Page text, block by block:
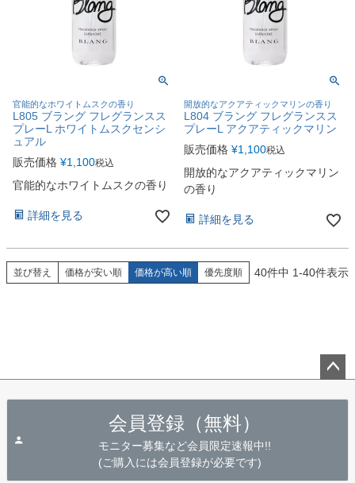
官能的なホワイトムスクの香り
L805 ブラング フレグランスス
プレーL ホワイトムスクセンシ
ュアル
販売価格 ¥1,100税込
官能的なホワイトムスクの香り
詳細を見る
開放的なアクアティックマリンの香り
L804 ブラング フレグランスス
プレーL アクアティックマリン
販売価格 ¥1,100税込
開放的なアクアティックマリン
の香り
詳細を見る
並び替え 価格が安い順 価格が高い順 優先度順 40件中 1-40件表示
会員登録（無料）
モニター募集など会員限定速報中!!
(ご購入には会員登録が必要です)